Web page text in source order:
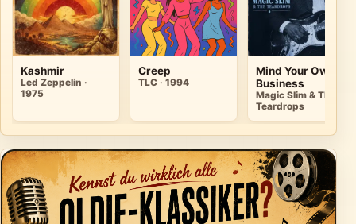
Kashmir
Led Zeppelin ·
1975
Creep
TLC · 1994
Mind Your Own
Business
Magic Slim & The
Teardrops